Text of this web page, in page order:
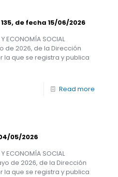
135, de fecha 15/06/2026
ECONOMÍA SOCIAL
de 2026, de la Dirección
la que se registra y publica
Read more
05/2026
ECONOMÍA SOCIAL
de 2026, de la Dirección
la que se registra y publica